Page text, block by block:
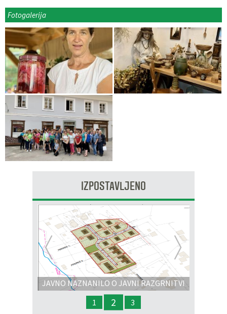
Fotogalerija
IZPOSTAVLJENO
JAVNO NAZNANILO O JAVNI RAZGRNITVI
IN JAVNI OBRAVNAVI - OPPN na območju
OP8/009 – stanovanjsko območje Dobrava 3
Prejšnja
1 2 3